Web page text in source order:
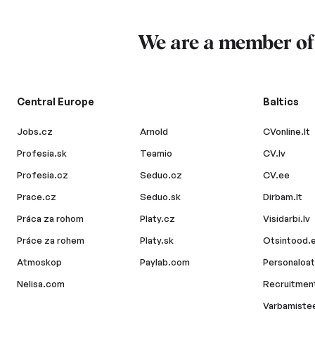
We are a member
Central Europe
Jobs.cz
Profesia.sk
Profesia.cz
Prace.cz
Práca za rohom
Práce za rohem
Atmoskop
Nelisa.com
Arnold
Teamio
Seduo.cz
Seduo.sk
Platy.cz
Platy.sk
Paylab.com
Baltics
CVonline.lt
CV.lv
CV.ee
Dirbam.lt
Visidarbi.lv